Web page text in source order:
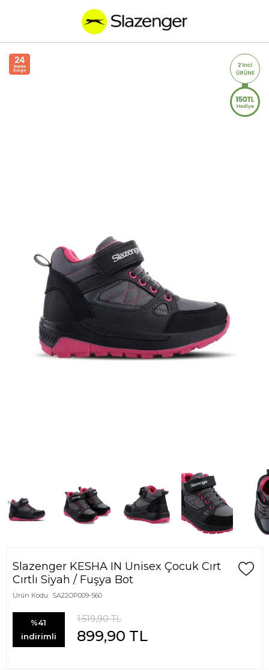
Slazenger KESHA IN Unisex Çocuk Cırt
Cırtlı Siyah / Fuşya Bot
Ürün Kodu: SA22OP009-560
%41
indirimli
1.519,90TL
899,90 TL